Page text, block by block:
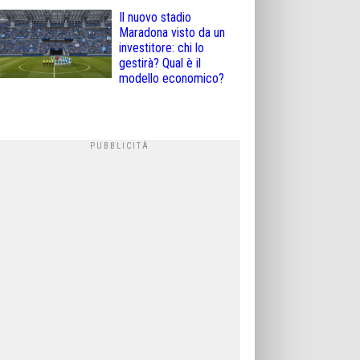
Il nuovo stadio
Maradona visto da un
investitore: chi lo
gestirà? Qual è il
modello economico?